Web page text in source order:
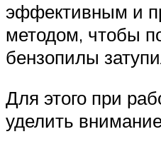
эффективным и
методом, чтобы
бензопилы
Для этого при
уделить